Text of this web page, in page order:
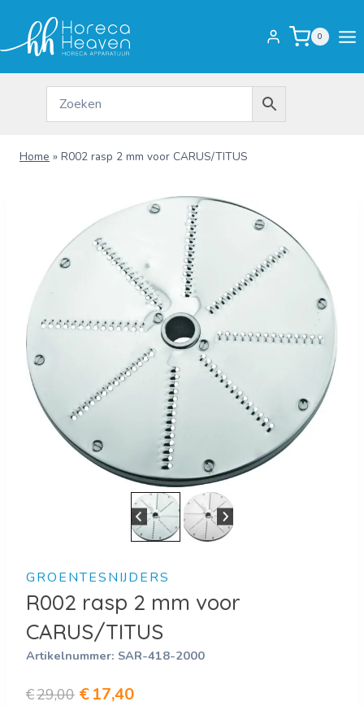
inhoud
0
Home » R002 rasp 2 mm voor CARUS/TITUS
GROENTESNIJDERS
R002 rasp 2 mm voor
CARUS/TITUS
Artikelnummer: SAR-418-2000
€29,00 Oorspronkelijke
€17,40Huidige